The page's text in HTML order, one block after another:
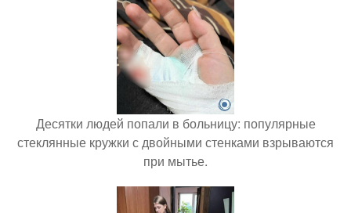
Десятки людей попали в больницу: популярные
стеклянные кружки с двойными стенками взрываются
при мытье.